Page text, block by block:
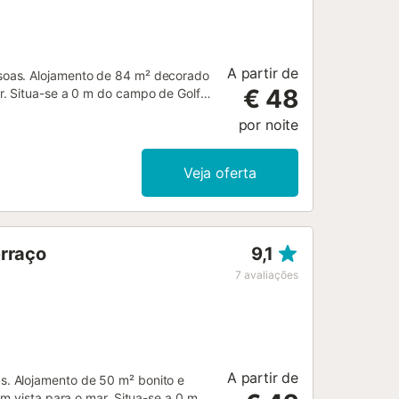
Alojamento de 84 m² decorado
Situa-se a 0 m do campo de Golfe,
numa zona ideal para
coberto no mesmo
está equipada com frigorífico,
loiça, loiça/talheres, utensílios de
por semana) Wifi (15€ por
A partir de
€ 48
por noite
Veja oferta
9,1
7 avaliações
Alojamento de 50 m² bonito e
A partir de